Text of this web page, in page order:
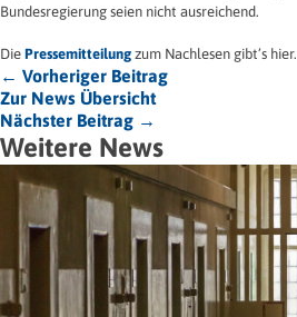
Bundesregierung seien nicht ausreichend.
Die Pressemitteilung zum Nachlesen gibt’s hier.
← Vorheriger Beitrag
Zur News Übersicht
Nächster Beitrag →
Weitere News